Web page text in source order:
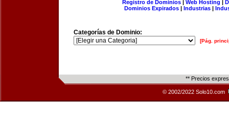
Registro de Dominios| Web Hosting |
Dominios Expirados | Industrias |
Categorías de Dominio:
[Pág.
** Precios
© 2002/2022 Solo10.com